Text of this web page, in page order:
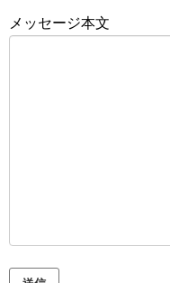
メッセージ本文